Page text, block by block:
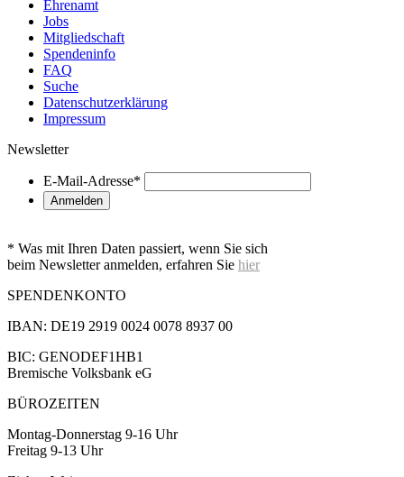
Ehrenamt
Jobs
Mitgliedschaft
Spendeninfo
FAQ
Suche
Datenschutzerklärung
Impressum
Newsletter
E-Mail-Adresse*
* Was mit Ihren Daten passiert, wenn Sie sich
beim Newsletter anmelden, erfahren Sie hier
SPENDENKONTO
IBAN: DE19 2919 0024 0078 8937 00
BIC: GENODEF1HB1
Bremische Volksbank eG
BÜROZEITEN
Montag-Donnerstag 9-16 Uhr
Freitag 9-13 Uhr